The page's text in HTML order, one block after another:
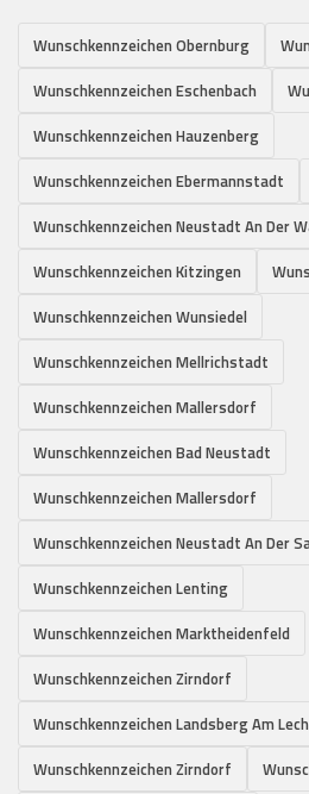
Wunschkennzeichen Obernburg
Wunschkennzeichen Eschenbach
Wunschkennzeichen Hauzenberg
Wunschkennzeichen Ebermannstadt
Wunschkennzeichen Neustadt An Der
Wunschkennzeichen Kitzingen
Wunschkennzeichen Wunsiedel
Wunschkennzeichen Mellrichstadt
Wunschkennzeichen Mallersdorf
Wunschkennzeichen Bad Neustadt
Wunschkennzeichen Mallersdorf
Wunschkennzeichen Neustadt An Der
Wunschkennzeichen Lenting
Wunschkennzeichen Marktheidenfeld
Wunschkennzeichen Zirndorf
Wunschkennzeichen Landsberg Am Lech
Wunschkennzeichen Zirndorf